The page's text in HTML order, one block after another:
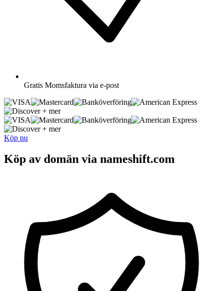
Gratis Momsfaktura via e-post
+ mer
+ mer
Köp nu
Köp av domän via nameshift.com